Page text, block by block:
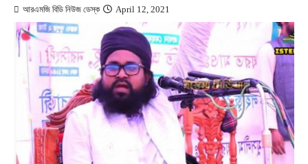
আরএমজি বিডি নিউজ ডেস্ক April 12, 2021